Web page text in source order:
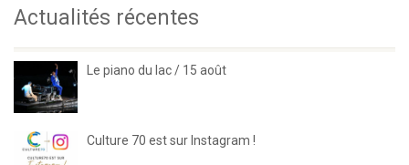
Actualités récentes
Le piano du lac / 15 août
Culture 70 est sur Instagram !